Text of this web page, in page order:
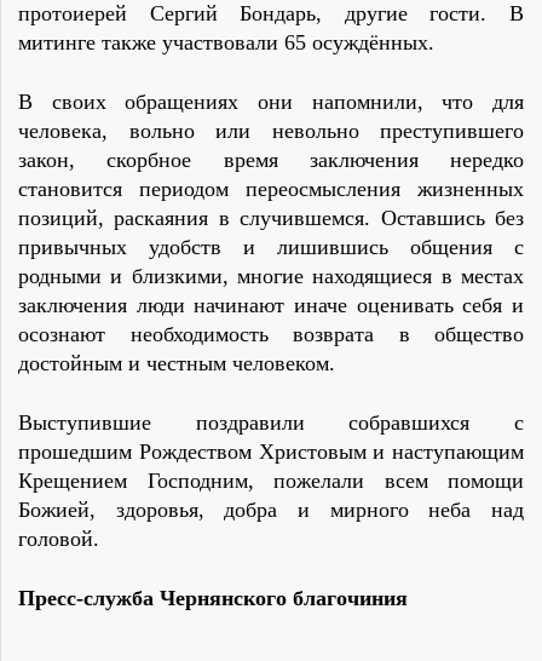
протоиерей Сергий Бондарь, другие гости. В
митинге также участвовали 65 осуждённых.
В своих обращениях они напомнили, что для
человека, вольно или невольно преступившего
закон, скорбное время заключения нередко
становится периодом переосмысления жизненных
позиций, раскаяния в случившемся. Оставшись без
привычных удобств и лишившись общения с
родными и близкими, многие находящиеся в местах
заключения люди начинают иначе оценивать себя и
осознают необходимость возврата в общество
достойным и честным человеком.
Выступившие поздравили собравшихся с
прошедшим Рождеством Христовым и наступающим
Крещением Господним, пожелали всем помощи
Божией, здоровья, добра и мирного неба над
головой.
Пресс-служба Чернянского благочиния